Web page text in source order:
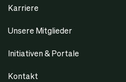
Karriere
Unsere Mitglieder
Initiativen & Portale
Kontakt